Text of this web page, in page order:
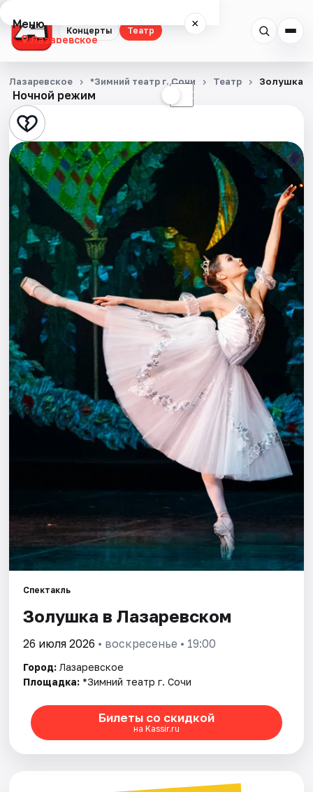
Концерты Театр
Меню ×
Лазаревское
Концерты
Театр
События
Города
Площадки
Артисты
Рейтинги
Ночной режим ☾
Лазаревское *Зимний театр г. Сочи Театр Золушка
Спектакль
Золушка в Лазаревском
26 июля 2026 • воскресенье • 19:00
Город: Лазаревское
Площадка: *Зимний театр г. Сочи
Билеты со скидкой
на Kassir.ru